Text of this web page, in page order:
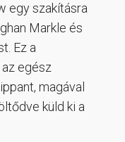
egy szakításra
Markle és
Ez a
egész
magával
küld ki a